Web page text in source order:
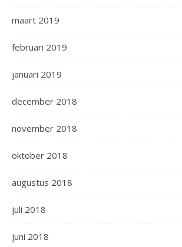
maart 2019
februari 2019
januari 2019
december 2018
november 2018
oktober 2018
augustus 2018
juli 2018
juni 2018